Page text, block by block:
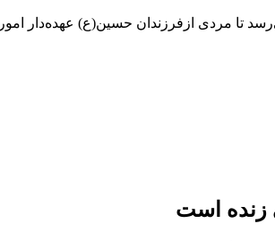
تا مردی ازفرزندان حسین(ع) عهده‌دار
زنده است